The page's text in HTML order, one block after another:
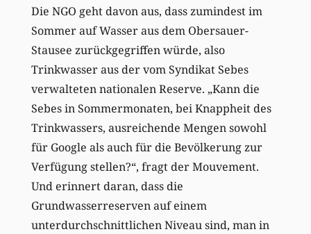
Die NGO geht davon aus, dass zumindest im
Sommer auf Wasser aus dem Obersauer-
Stausee zurückgegriffen würde, also
Trinkwasser aus der vom Syndikat Sebes
verwalteten nationalen Reserve. „Kann die
Sebes in Sommermonaten, bei Knappheit des
Trinkwassers, ausreichende Mengen sowohl
für Google als auch für die Bevölkerung zur
Verfügung stellen?“, fragt der Mouvement.
Und erinnert daran, dass die
Grundwasserreserven auf einem
unterdurchschnittlichen Niveau sind, man in